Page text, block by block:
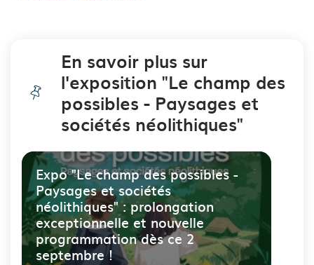
En savoir plus sur
l'exposition "Le champ des
possibles - Paysages et
sociétés néolithiques"
Expo "Le champ des possibles -
Paysages et sociétés
néolithiques" : prolongation
exceptionnelle et nouvelle
programmation dès ce 2
septembre !